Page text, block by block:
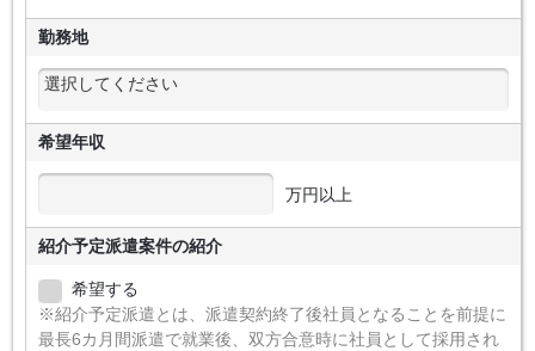
勤務地
希望年収
万円以上
紹介予定派遣案件の紹介
希望する
※紹介予定派遣とは、派遣契約終了後社員となることを前提に
最長6カ月間派遣で就業後、双方合意時に社員として採用され